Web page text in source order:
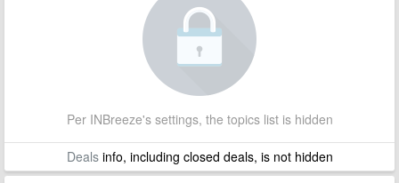
Per INBreeze's settings, the topics list is hidden
Dealsinfo, including closed deals, is not hidden